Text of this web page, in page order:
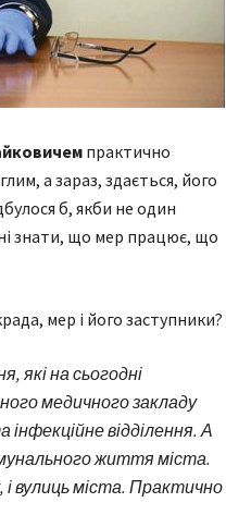
практично
а зараз, здається, його
б, якби не один
знати, що мер працює, що
мер і його заступники?
які на сьогодні
медичного закладу
відділення. А
життя міста.
і вулиць міста. Практично